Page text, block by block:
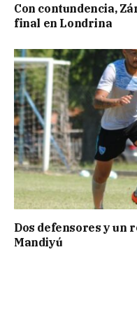
Con contundencia,
final en Londrina
Dos defensores y un
Mandiyú